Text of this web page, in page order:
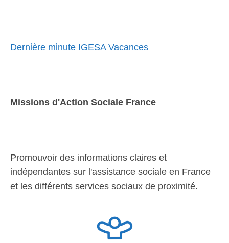
Dernière minute IGESA Vacances
Missions d'Action Sociale France
Promouvoir des informations claires et
indépendantes sur l'assistance sociale en France
et les différents services sociaux de proximité.